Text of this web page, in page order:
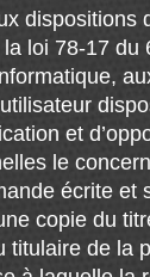
dispositions
loi 78-17 du
et
le
écrite et
copie du
titulaire de la